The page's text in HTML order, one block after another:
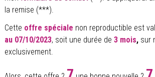
la remise (***).
Cette offre spéciale non reproductible est
au 07/10/2023, soit une durée de 3 mois,sur
exclusivement.